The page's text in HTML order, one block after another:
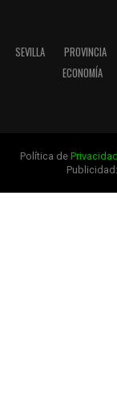
SEVILLA PROVINCIA
ECONOMÍA
Política de Privacidad